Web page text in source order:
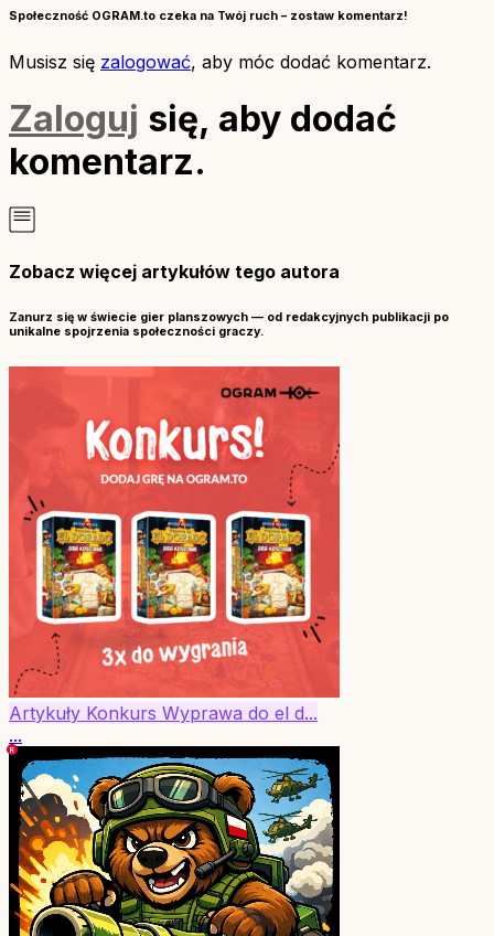
Społeczność OGRAM.to czeka na Twój ruch – zostaw komentarz!
Musisz się zalogować, aby móc dodać komentarz.
Zaloguj się, aby dodać
komentarz.
Zobacz więcej artykułów tego autora
Zanurz się w świecie gier planszowych — od redakcyjnych publikacji po
unikalne spojrzenia społeczności graczy.
Artykuły Konkurs Wyprawa do el d...
...